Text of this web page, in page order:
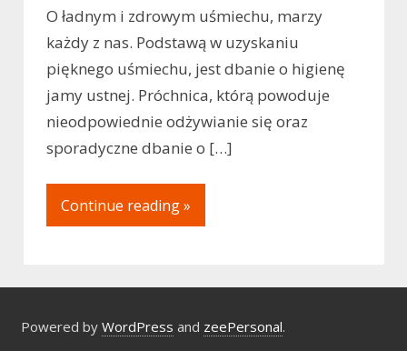
O ładnym i zdrowym uśmiechu, marzy
każdy z nas. Podstawą w uzyskaniu
pięknego uśmiechu, jest dbanie o higienę
jamy ustnej. Próchnica, którą powoduje
nieodpowiednie odżywianie się oraz
sporadyczne dbanie o […]
Continue reading »
Powered by WordPress and zeePersonal.